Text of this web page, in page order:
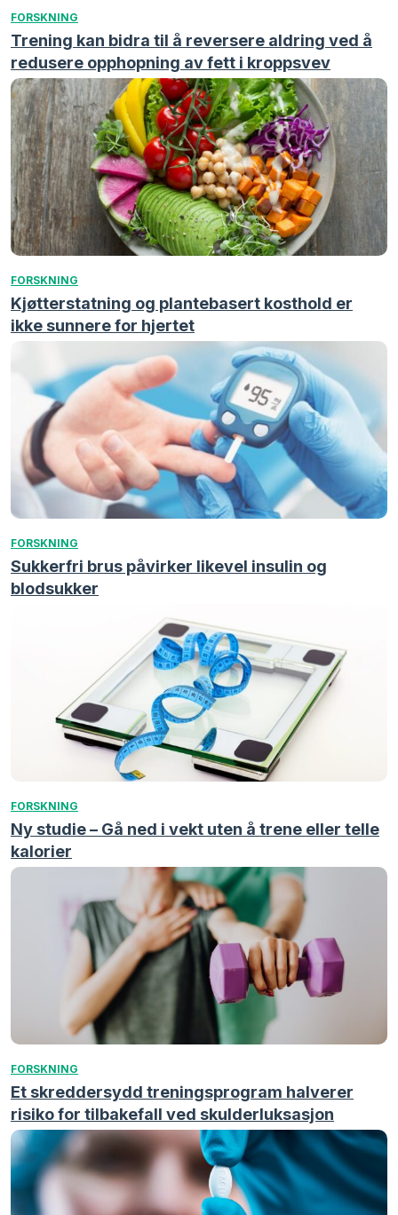
FORSKNING
Trening kan bidra til å reversere aldring ved å
redusere opphopning av fett i kroppsvev
FORSKNING
Kjøtterstatning og plantebasert kosthold er
ikke sunnere for hjertet
FORSKNING
Sukkerfri brus påvirker likevel insulin og
blodsukker
FORSKNING
Ny studie – Gå ned i vekt uten å trene eller telle
kalorier
FORSKNING
Et skreddersydd treningsprogram halverer
risiko for tilbakefall ved skulderluksasjon